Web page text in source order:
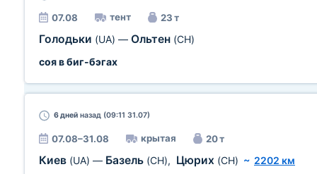
07.08 тент 23 т
Голодьки (UA) — Ольтен (CH)
соя в биг-бэгах
6 дней назад (09:11 31.07)
07.08–31.08 крытая 20 т
Киев (UA) — Базель (CH), Цюрих (CH) ~ 2202 км